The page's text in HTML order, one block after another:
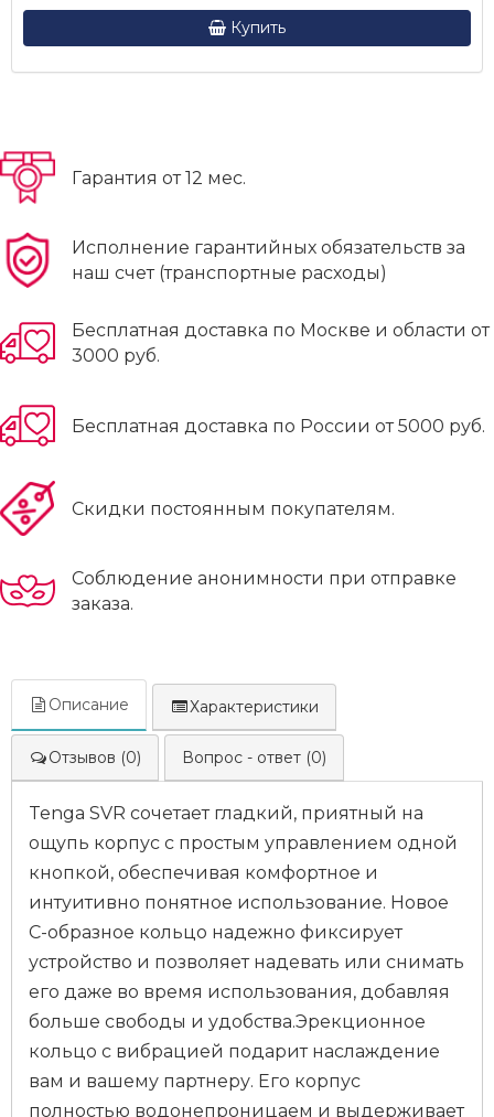
Купить
Гарантия от 12 мес.
Исполнение гарантийных обязательств за
наш счет (транспортные расходы)
Бесплатная доставка по Москве и области от
3000 руб.
Бесплатная доставка по России от 5000 руб.
Скидки постоянным покупателям.
Соблюдение анонимности при отправке
заказа.
Описание Характеристики
Отзывов (0) Вопрос - ответ (0)
Tenga SVR сочетает гладкий, приятный на
ощупь корпус с простым управлением одной
кнопкой, обеспечивая комфортное и
интуитивно понятное использование. Новое
С-образное кольцо надежно фиксирует
устройство и позволяет надевать или снимать
его даже во время использования, добавляя
больше свободы и удобства.Эрекционное
кольцо с вибрацией подарит наслаждение
вам и вашему партнеру. Его корпус
полностью водонепроницаем и выдерживает